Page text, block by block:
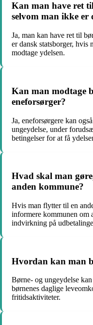
Kan man have ret
selvom man ikke er
Ja, man kan have ret til
er dansk statsborger, hvis
modtage ydelsen.
Kan man modtage
eneforsørger?
Ja, eneforsørgere kan
ungeydelse, under
betingelser for at få
Hvad skal man
anden kommune?
Hvis man flytter til en
informere kommunen om
indvirkning på
Hvordan kan man
Børne- og ungeydelse
børnenes daglige
fritidsaktiviteter.